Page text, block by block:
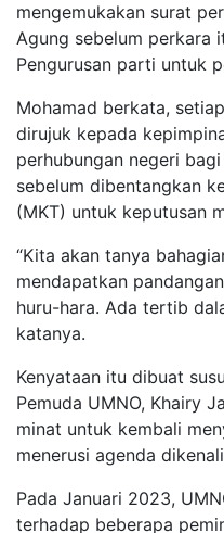
mengemukakan surat
Agung sebelum perkara
Pengurusan parti untuk
Mohamad berkata,
dirujuk kepada
perhubungan negeri
sebelum dibentangkan
(MKT) untuk keputusan
“Kita akan tanya
mendapatkan
huru-hara. Ada tertib
katanya.
Kenyataan itu dibuat
Pemuda UMNO, Khairy
minat untuk kembali
menerusi agenda dikenali
Pada Januari 2023,
terhadap beberapa